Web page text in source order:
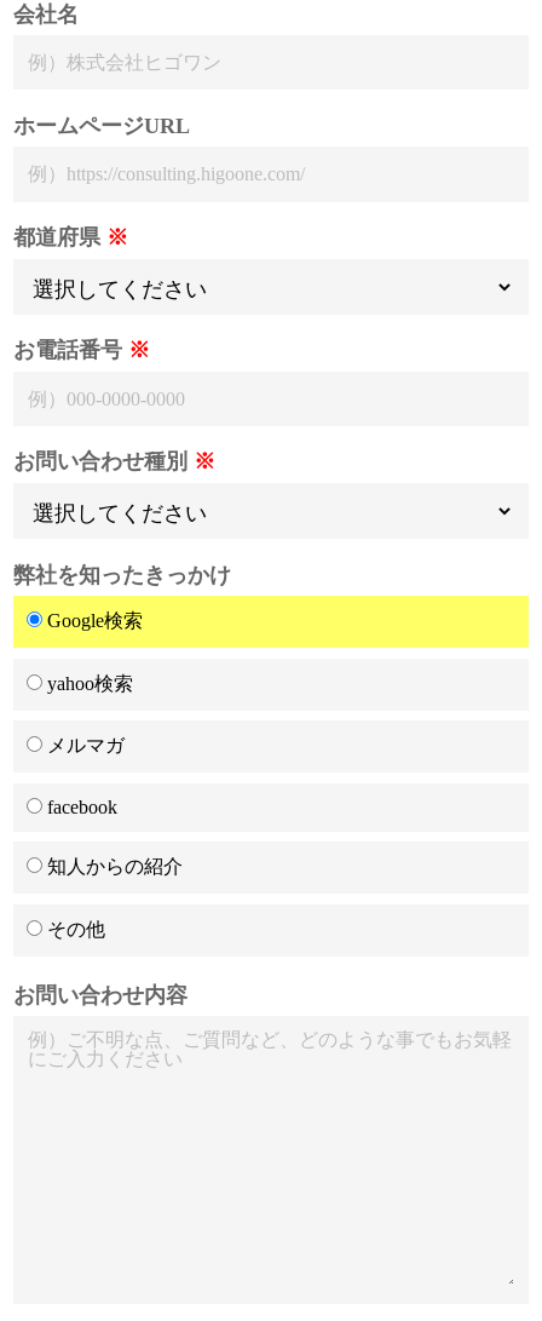
会社名
ホームページURL
都道府県 ※
お電話番号 ※
お問い合わせ種別 ※
弊社を知ったきっかけ
Google検索
yahoo検索
メルマガ
facebook
知人からの紹介
その他
お問い合わせ内容